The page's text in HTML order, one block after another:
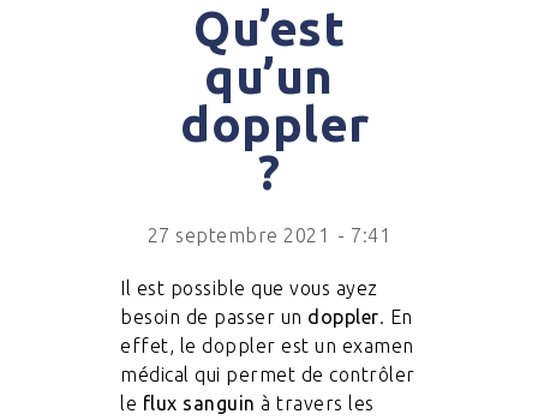
Qu’est
qu’un
doppler
?
27 septembre 2021 - 7:41
Il est possible que vous ayez
besoin de passer un doppler. En
effet, le doppler est un examen
médical qui permet de contrôler
le flux sanguin à travers les